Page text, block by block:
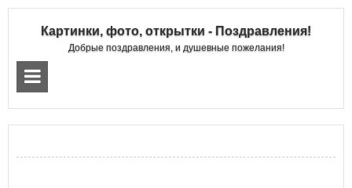
Картинки, фото, открытки - Поздравления!
Добрые поздравления, и душевные пожелания!